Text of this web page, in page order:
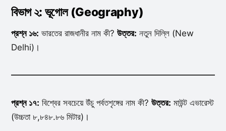
বিভাগ ২: ভূগোল (Geography)
প্রশ্ন ১৬: ভারতের রাজধানীর নাম কী? উত্তর: নতুন দিল্লি (New
Delhi)।
প্রশ্ন ১৭: বিশ্বের সবচেয়ে উঁচু পর্বতশৃঙ্গের নাম কী? উত্তর: মাউন্ট এভারেস্ট
(উচ্চতা ৮,৮৪৮.৮৬ মিটার)।